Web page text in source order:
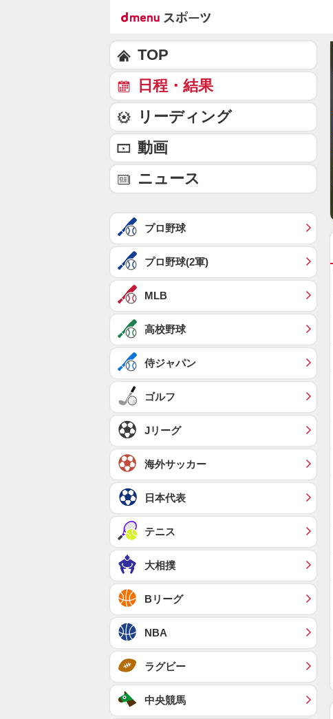
TOP
日程・結果
リーディング
動画
ニュース
プロ野球
プロ野球(2軍)
MLB
高校野球
侍ジャパン
ゴルフ
Jリーグ
海外サッカー
日本代表
テニス
大相撲
Bリーグ
NBA
ラグビー
中央競馬